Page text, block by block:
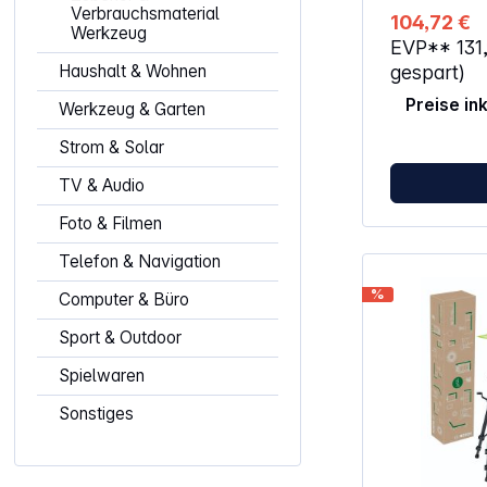
Verbrauchsmaterial
Werkzeug
Haushalt & Wohnen
Werkzeug & Garten
Strom & Solar
TV & Audio
Foto & Filmen
Telefon & Navigation
Computer & Büro
Sport & Outdoor
Spielwaren
Sonstiges
dabei
Innerhalb
sich das
zeigt eine
Arbeiten
der auch
sind.
ArbeitenMit
zu 24 m und
Stativ und
Laser
ohne
Eigenschaften: Waagerechte
Laserlinie
Ausrichten
Laserlinie
104,72 €
EVP**
gespart)
Preise
%